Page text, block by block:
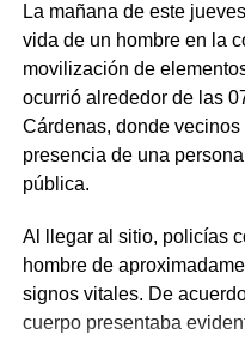
La mañana de este
vida de un hombre en la
movilización de
ocurrió alrededor de las
Cárdenas, donde
presencia de una
pública.
Al llegar al sitio, policías
hombre de
signos vitales. De
cuerpo presentaba